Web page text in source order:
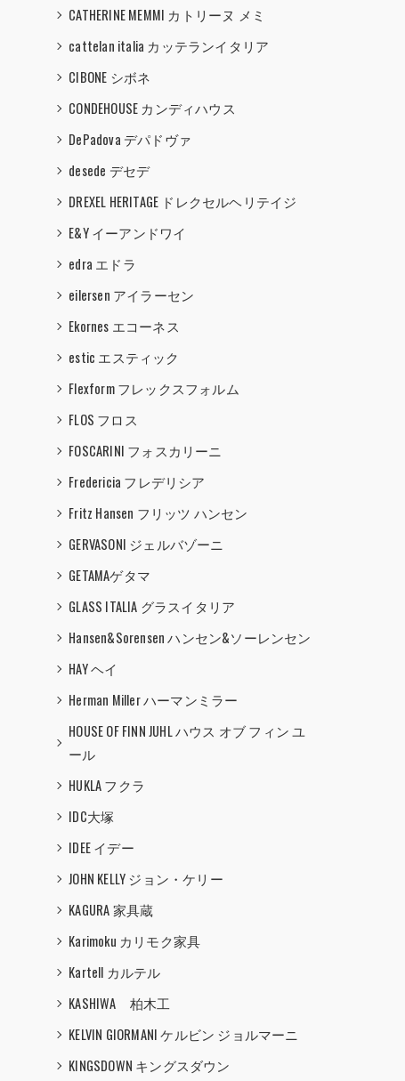
CATHERINE MEMMI カトリーヌ メミ
cattelan italia カッテランイタリア
CIBONE シボネ
CONDEHOUSE カンディハウス
DePadova デパドヴァ
desede デセデ
DREXEL HERITAGE ドレクセルヘリテイジ
E&Y イーアンドワイ
edra エドラ
eilersen アイラーセン
Ekornes エコーネス
estic エスティック
Flexform フレックスフォルム
FLOS フロス
FOSCARINI フォスカリーニ
Fredericia フレデリシア
Fritz Hansen フリッツ ハンセン
GERVASONI ジェルバゾーニ
GETAMAゲタマ
GLASS ITALIA グラスイタリア
Hansen&Sorensen ハンセン&ソーレンセン
HAY ヘイ
Herman Miller ハーマンミラー
HOUSE OF FINN JUHL ハウス オブ フィン ユ
ール
HUKLA フクラ
IDC大塚
IDEE イデー
JOHN KELLY ジョン・ケリー
KAGURA 家具蔵
Karimoku カリモク家具
Kartell カルテル
KASHIWA 柏木工
KELVIN GIORMANI ケルビン ジョルマーニ
KINGSDOWN キングスダウン